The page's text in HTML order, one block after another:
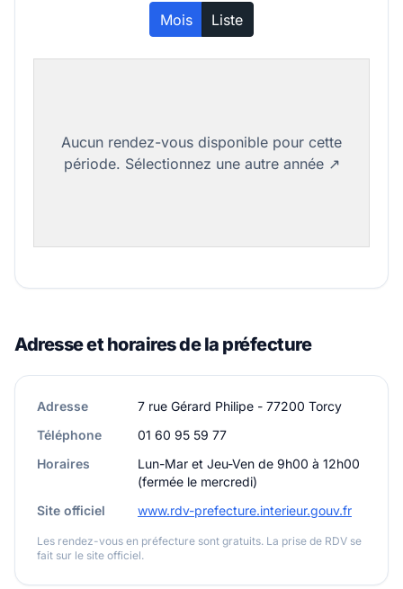
Mois Liste
Adresse et horaires de la préfecture
Adresse
7 rue Gérard Philipe - 77200 Torcy
Téléphone
01 60 95 59 77
Horaires
Lun-Mar et Jeu-Ven de 9h00 à 12h00
(fermée le mercredi)
Site officiel
www.rdv-prefecture.interieur.gouv.fr
Les rendez-vous en préfecture sont gratuits. La prise de RDV se
fait sur le site officiel.